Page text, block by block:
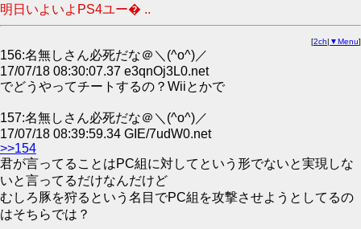
明日いよいよPS4ユー� ..
[2ch| ▼Menu]
156:名無しさん必死だな＠＼(^o^)／
17/07/18 08:30:07.37 e3qnOj3L0.net
でどうやってチートするの？Wiiとかで
157:名無しさん必死だな＠＼(^o^)／
17/07/18 08:39:59.34 GIE/7udW0.net
>>154
君が言ってることはPC組に対してという形でないと実現しな
いと言ってるだけなんだけど
むしろ豚を狩るという名目でPC組を攻撃させようとしてるの
はそちらでは？